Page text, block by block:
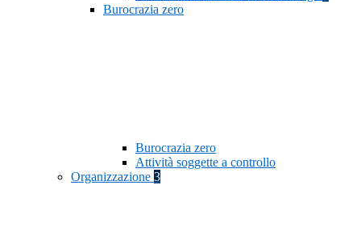
Burocrazia zero
Burocrazia zero
Attività soggette a controllo
Organizzazione 3